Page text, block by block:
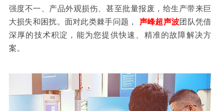
强度不一、产品外观损伤、甚至批量报废，给生产带来巨
大损失和困扰。面对此类棘手问题，
声峰超声波团队凭借
深厚的技术积淀，能为您提供快速、精准的故障解决方
案。